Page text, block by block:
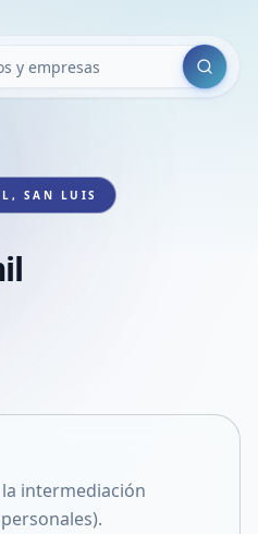
Buscar
SAN LUIS
intermediación